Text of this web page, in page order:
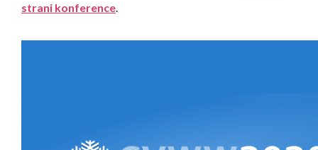
strani konference.